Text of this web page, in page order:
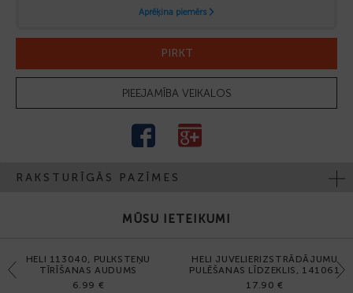
PIRKT
PIEEJAMĪBA VEIKALOS
RAKSTURĪGĀS PAZĪMES
MŪSU IETEIKUMI
Previous
HELI 113040, PULKSTEŅU
TĪRĪŠANAS AUDUMS
6.99 €
HELI JUVELIERIZSTRĀDĀJUMU
PULĒŠANAS LĪDZEKLIS, 141061
17.90 €
Next